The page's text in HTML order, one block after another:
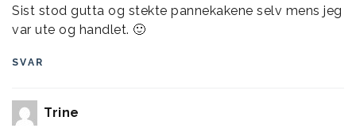
Sist stod gutta og stekte pannekakene selv mens jeg
var ute og handlet. 🙂
SVAR
Trine